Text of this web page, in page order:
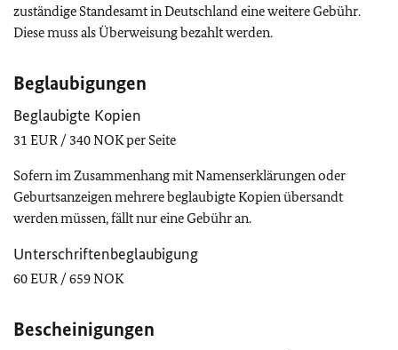
zuständige Standesamt in Deutschland eine weitere Gebühr.
Diese muss als Überweisung bezahlt werden.
Beglaubigungen
Beglaubigte Kopien
31 EUR / 340 NOK per Seite
Sofern im Zusammenhang mit Namenserklärungen oder
Geburtsanzeigen mehrere beglaubigte Kopien übersandt
werden müssen, fällt nur eine Gebühr an.
Unterschriftenbeglaubigung
60 EUR / 659 NOK
Bescheinigungen